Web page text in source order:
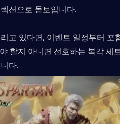
션으로 돋보입니다.
고 있다면, 이벤트 일정부터 포
할지 아니면 선호하는 복각 세
다.